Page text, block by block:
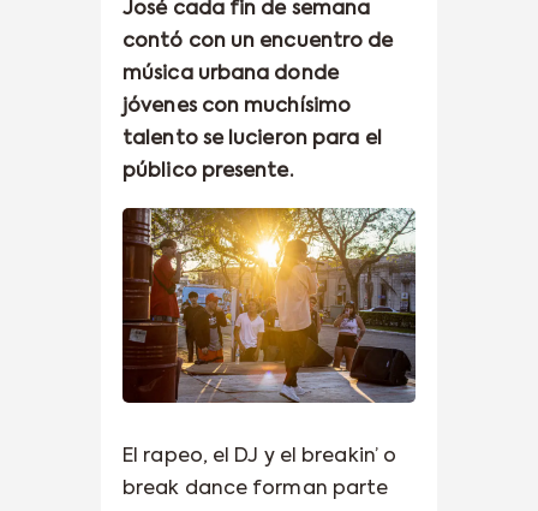
José cada fin de semana
contó con un encuentro de
música urbana donde
jóvenes con muchísimo
talento se lucieron para el
público presente.
El rapeo, el DJ y el breakin’ o
break dance forman parte